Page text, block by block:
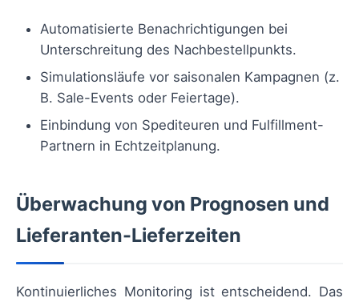
Automatisierte Benachrichtigungen bei
Unterschreitung des Nachbestellpunkts.
Simulationsläufe vor saisonalen Kampagnen (z.
B. Sale-Events oder Feiertage).
Einbindung von Spediteuren und Fulfillment-
Partnern in Echtzeitplanung.
Überwachung von Prognosen und
Lieferanten-Lieferzeiten
Kontinuierliches Monitoring ist entscheidend. Das